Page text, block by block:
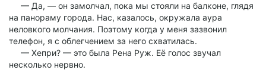
— Да, — он замолчал, пока мы стояли на балконе, глядя
на панораму города. Нас, казалось, окружала аура
неловкого молчания. Поэтому когда у меня зазвонил
телефон, я с облегчением за него схватилась.
— Хепри? — это была Рена Руж. Её голос звучал
несколько нервно.